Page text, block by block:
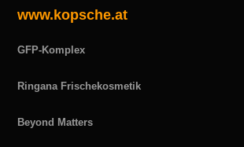
www.kopsche.at
GFP-Komplex
Ringana Frischekosmetik
Beyond Matters